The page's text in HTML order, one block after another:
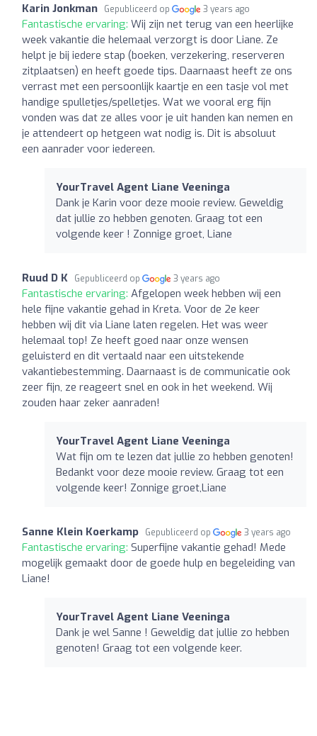
Karin Jonkman Gepubliceerd op 3 years ago
Fantastische ervaring: Wij zijn net terug van een heerlijke
week vakantie die helemaal verzorgt is door Liane. Ze
helpt je bij iedere stap (boeken, verzekering, reserveren
zitplaatsen) en heeft goede tips. Daarnaast heeft ze ons
verrast met een persoonlijk kaartje en een tasje vol met
handige spulletjes/spelletjes. Wat we vooral erg fijn
vonden was dat ze alles voor je uit handen kan nemen en
je attendeert op hetgeen wat nodig is. Dit is absoluut
een aanrader voor iedereen.
YourTravel Agent Liane Veeninga
Dank je Karin voor deze mooie review. Geweldig
dat jullie zo hebben genoten. Graag tot een
volgende keer ! Zonnige groet, Liane
Ruud D K Gepubliceerd op 3 years ago
Fantastische ervaring: Afgelopen week hebben wij een
hele fijne vakantie gehad in Kreta. Voor de 2e keer
hebben wij dit via Liane laten regelen. Het was weer
helemaal top! Ze heeft goed naar onze wensen
geluisterd en dit vertaald naar een uitstekende
vakantiebestemming. Daarnaast is de communicatie ook
zeer fijn, ze reageert snel en ook in het weekend. Wij
zouden haar zeker aanraden!
YourTravel Agent Liane Veeninga
Wat fijn om te lezen dat jullie zo hebben genoten!
Bedankt voor deze mooie review. Graag tot een
volgende keer! Zonnige groet,Liane
Sanne Klein Koerkamp Gepubliceerd op 3 years ago
Fantastische ervaring: Superfijne vakantie gehad! Mede
mogelijk gemaakt door de goede hulp en begeleiding van
Liane!
YourTravel Agent Liane Veeninga
Dank je wel Sanne ! Geweldig dat jullie zo hebben
genoten! Graag tot een volgende keer.